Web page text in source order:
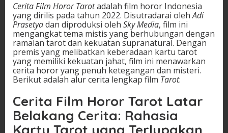
Cerita Film Horor Tarotadalah film horor Indonesia
yang dirilis pada tahun 2022. Disutradarai olehAdi
Prasetyadan diproduksi oleh Sky Media, film ini
mengangkat tema mistis yang berhubungan dengan
ramalan tarot dan kekuatan supranatural. Dengan
premis yang melibatkan keberadaan kartu tarot
yang memiliki kekuatan jahat, film ini menawarkan
cerita horor yang penuh ketegangan dan misteri.
Berikut adalah alur cerita lengkap film Tarot.
Cerita Film Horor Tarot Latar
Belakang Cerita: Rahasia